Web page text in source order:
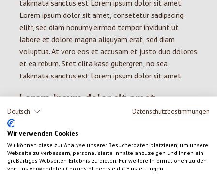
Deutsch Datenschutzbestimmungen
Wir verwenden Cookies
Wir können diese zur Analyse unserer Besucherdaten platzieren, um unsere
Webseite zu verbessern, personalisierte Inhalte anzuzeigen und Ihnen ein
großartiges Webseiten-Erlebnis zu bieten. Für weitere Informationen zu den
von uns verwendeten Cookies öffnen Sie die Einstellungen.
takimata sanctus est Lorem ipsum dolor sit amet.
Lorem ipsum dolor sit amet, consetetur sadipscing
elitr, sed diam nonumy eirmod tempor invidunt ut
labore et dolore magna aliquyam erat, sed diam
voluptua. At vero eos et accusam et justo duo dolores
et ea rebum. Stet clita kasd gubergren, no sea
takimata sanctus est Lorem ipsum dolor sit amet.
Lorem Ipsum dolor sit amet
elitr, sed diam nonumy eirmod tempor invidunt ut
labore et dolore magna aliquyam erat, sed diam
voluptua. At vero eos et accusam et justo duo dolores
et ea rebum. Stet clita kasd gubergren, no sea